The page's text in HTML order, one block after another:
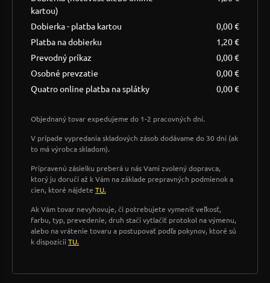
kartou)
Dobierka - platba kartou
0,00 €
Platba na dobierku
1,20 €
Prevodný príkaz
0,00 €
Osobné prevzatie
0,00 €
Quatro online platba na splátky
0,00 €
Objednaný tovar expedujeme do 1-2 pracovných dní.
V prípade vypredania skladových zásob dodávame do 30 dní (ak
to má výrobca skladom).
Pripravenú zásielku preberá u nás Vami zvolený dopravca,
ktorý ju doručí až k Vám na základe prepravných podmienok a
cien, ktoré nájdete TU.
Ak Vám tovar nevyhovuje, či potrebujete vymeniť veľkosť,
farbu, typ, prevedenie, druh stačí vytlačiť protokol na výmenu,
alebo na vrátenie tovaru a postupovať podľa pokynov, ktoré sú
k dispozícii TU.